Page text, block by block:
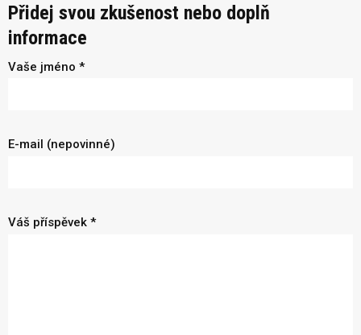
Přidej svou zkušenost nebo doplň
informace
Vaše jméno *
E-mail (nepovinné)
Váš příspěvek *